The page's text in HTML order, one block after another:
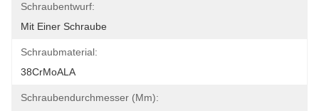
Schraubentwurf:
Mit Einer Schraube
Schraubmaterial:
38CrMoALA
Schraubendurchmesser (mm):